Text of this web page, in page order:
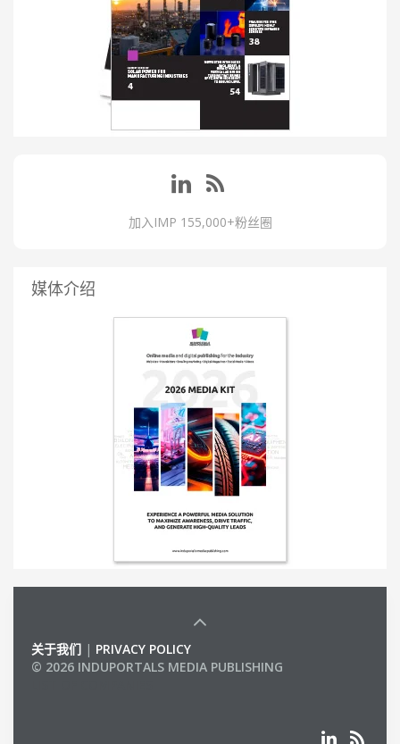
加入IMP 155,000+粉丝圈
媒体介绍
关于我们 | PRIVACY POLICY
© 2026 INDUPORTALS MEDIA PUBLISHING